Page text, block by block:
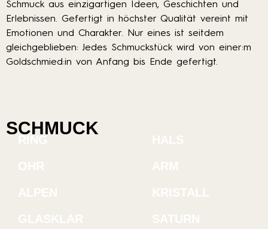
Schmuck aus einzigartigen Ideen, Geschichten und
Erlebnissen. Gefertigt in höchster Qualität vereint mit
Emotionen und Charakter. Nur eines ist seitdem
gleichgeblieben: Jedes Schmuckstück wird von einer:m
Goldschmied:in von Anfang bis Ende gefertigt.
SCHMUCK